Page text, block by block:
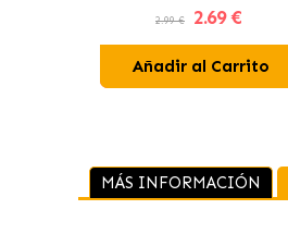
2.99 € 2.69 €
Añadir al Carrito
MÁS INFORMACIÓN